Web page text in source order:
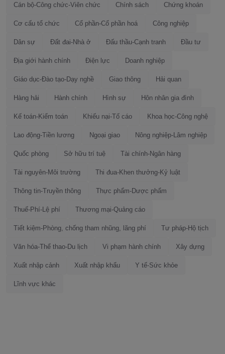
Cán bộ-Công chức-Viên chức Chính sách Chứng khoán
Cơ cấu tổ chức Cổ phần-Cổ phần hoá Công nghiệp
Dân sự Đất đai-Nhà ở Đấu thầu-Cạnh tranh Đầu tư
Địa giới hành chính Điện lực Doanh nghiệp
Giáo dục-Đào tạo-Dạy nghề Giao thông Hải quan
Hàng hải Hành chính Hình sự Hôn nhân gia đình
Kế toán-Kiểm toán Khiếu nại-Tố cáo Khoa học-Công nghệ
Lao động-Tiền lương Ngoại giao Nông nghiệp-Lâm nghiệp
Quốc phòng Sở hữu trí tuệ Tài chính-Ngân hàng
Tài nguyên-Môi trường Thi đua-Khen thưởng-Kỷ luật
Thông tin-Truyền thông Thực phẩm-Dược phẩm
Thuế-Phí-Lệ phí Thương mại-Quảng cáo
Tiết kiệm-Phòng, chống tham nhũng, lãng phí Tư pháp-Hộ tịch
Văn hóa-Thể thao-Du lịch Vi phạm hành chính Xây dựng
Xuất nhập cảnh Xuất nhập khẩu Y tế-Sức khỏe
Lĩnh vực khác